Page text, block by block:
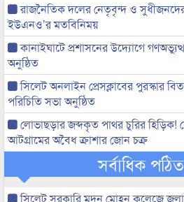
রাজনৈতিক দলের নেতৃবৃন্দ ও
ইউএনও’র মতবিনিময়
কানাইঘাটে প্রশাসনের উদ্যোগে
অনুষ্ঠিত
সিলেট অনলাইন প্রেসক্লাবের পুরস্কার
পরিচিতি সভা অনুষ্ঠিত
লোভাছড়ার জব্দকৃত পাথর চুরির হিড়িক!
আটগ্রামের অবৈধ ক্রাশার জোন চক্র
সর্বাধিক
সিলেট সরকারি মদন মোহন কলেজে